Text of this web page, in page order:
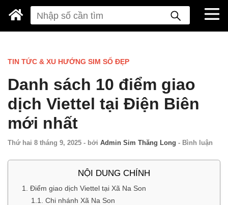
TIN TỨC & XU HƯỚNG SIM SỐ ĐẸP
Danh sách 10 điểm giao
dịch Viettel tại Điện Biên
mới nhất
Thứ hai 8 tháng 9, 2025 - bởi Admin Sim Thăng Long - Bình luận
NỘI DUNG CHÍNH
1. Điểm giao dịch Viettel tại Xã Na Son
1.1. Chi nhánh Xã Na Son